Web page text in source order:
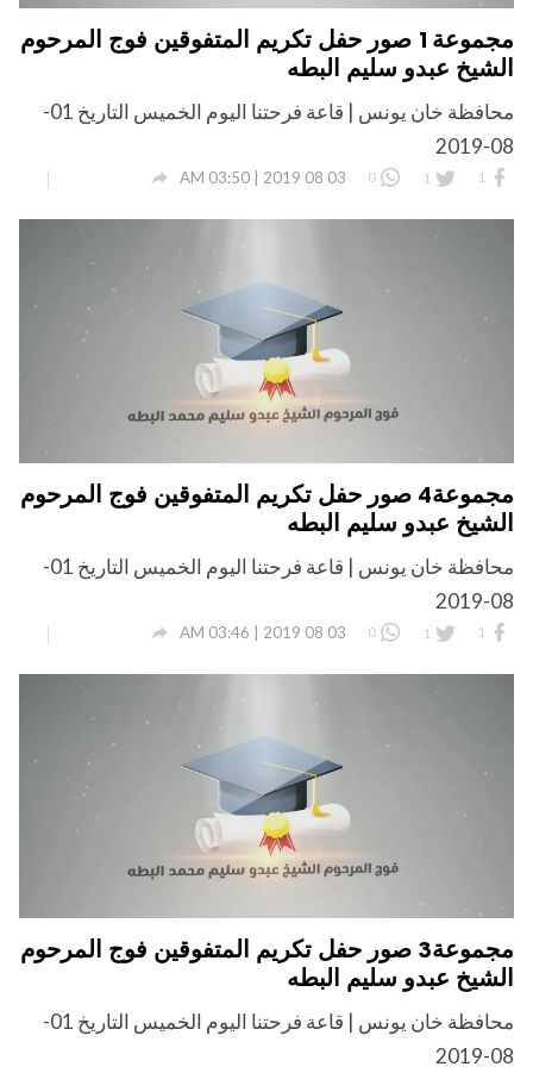
مجموعة1 صور حفل تكريم المتفوقين فوج المرحوم
الشيخ عبدو سليم البطه
محافظة خان يونس | قاعة فرحتنا اليوم الخميس التاريخ 01-
08-2019
1
1
0
03 08 2019 | 03:50 AM

مجموعة4 صور حفل تكريم المتفوقين فوج المرحوم
الشيخ عبدو سليم البطه
محافظة خان يونس | قاعة فرحتنا اليوم الخميس التاريخ 01-
08-2019
1
1
0
03 08 2019 | 03:46 AM

مجموعة3 صور حفل تكريم المتفوقين فوج المرحوم
الشيخ عبدو سليم البطه
محافظة خان يونس | قاعة فرحتنا اليوم الخميس التاريخ 01-
08-2019